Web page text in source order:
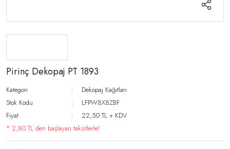
Pirinç Dekopaj PT 1893
Kategori
Dekopaj Kağıtları
Stok Kodu
LFPW8X8ZBF
Fiyat
22,50 TL + KDV
* 2,80 TL den başlayan taksitlerle!